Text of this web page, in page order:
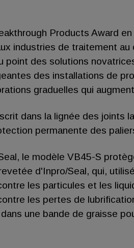
Products Award en
industries de traitement au
des solutions
des installations de
graduelles qui
dans la lignée des
permanente des
le modèle VB45-S
d'Inpro/Seal, qui,
les particules et les
les pertes de
une bande de graisse